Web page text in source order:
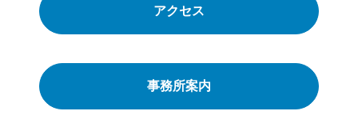
事務所案内
アクセス